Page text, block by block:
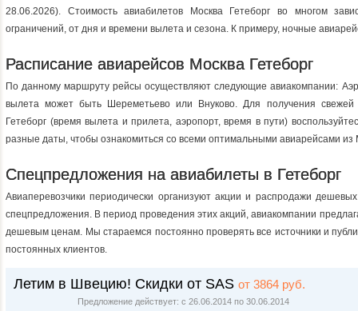
28.06.2026). Стоимость авиабилетов Москва Гетеборг во многом
ограничений, от дня и времени вылета и сезона. К примеру, ночные
Расписание авиарейсов Москва Гетеборг
По данному маршруту рейсы осуществляют следующие авиакомпании:
вылета может быть Шереметьево или Внуково. Для получения
Гетеборг (время вылета и прилета, аэропорт, время в пути)
разные даты, чтобы ознакомиться со всеми оптимальными авиарейсами из
Спецпредложения на авиабилеты в Гетеборг
Авиаперевозчики периодически организуют акции и распродажи
спецпредложения. В период проведения этих акций, авиакомпании
дешевым ценам. Мы стараемся постоянно проверять все источники и
постоянных клиентов.
Летим в Швецию! Скидки от SAS от 3864 руб.
Предложение действует: с 26.06.2014 по 30.06.2014